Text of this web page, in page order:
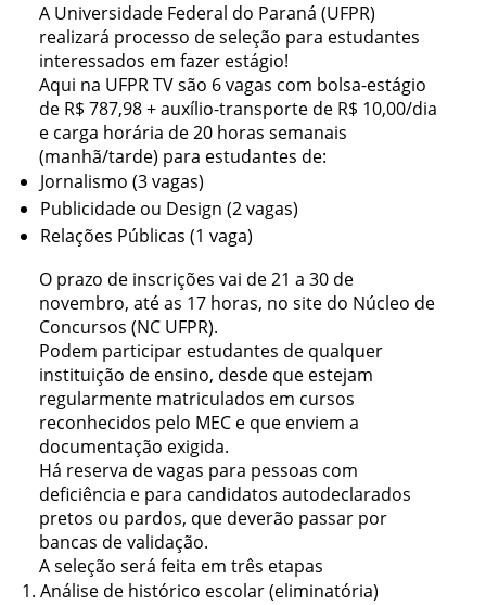
A Universidade Federal do Paraná (UFPR)
realizará processo de seleção para estudantes
interessados em fazer estágio!
Aqui na UFPR TV são 6 vagas com bolsa-estágio
de R$ 787,98 + auxílio-transporte de R$ 10,00/dia
e carga horária de 20 horas semanais
(manhã/tarde) para estudantes de:
Jornalismo (3 vagas)
Publicidade ou Design (2 vagas)
Relações Públicas (1 vaga)
O prazo de inscrições vai de 21 a 30 de
novembro, até as 17 horas, no site do Núcleo de
Concursos (NC UFPR).
Podem participar estudantes de qualquer
instituição de ensino, desde que estejam
regularmente matriculados em cursos
reconhecidos pelo MEC e que enviem a
documentação exigida.
Há reserva de vagas para pessoas com
deficiência e para candidatos autodeclarados
pretos ou pardos, que deverão passar por
bancas de validação.
A seleção será feita em três etapas
Análise de histórico escolar (eliminatória)